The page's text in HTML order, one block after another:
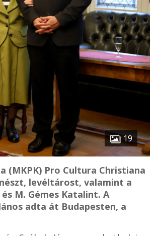
19
(MKPK) Pro Cultura Christiana
levéltárost, valamint a
M. Gémes Katalint. A
adta át Budapesten, a